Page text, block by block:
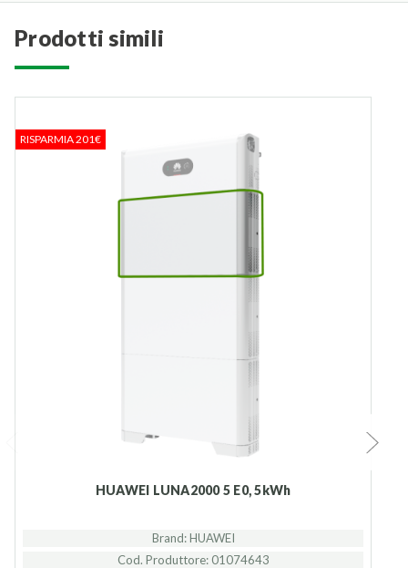
prodotti simili
RISPARMIA 201€
HUAWEI LUNA2000 5 E0, 5kWh
Brand: HUAWEI
Cod. Produttore: 01074643